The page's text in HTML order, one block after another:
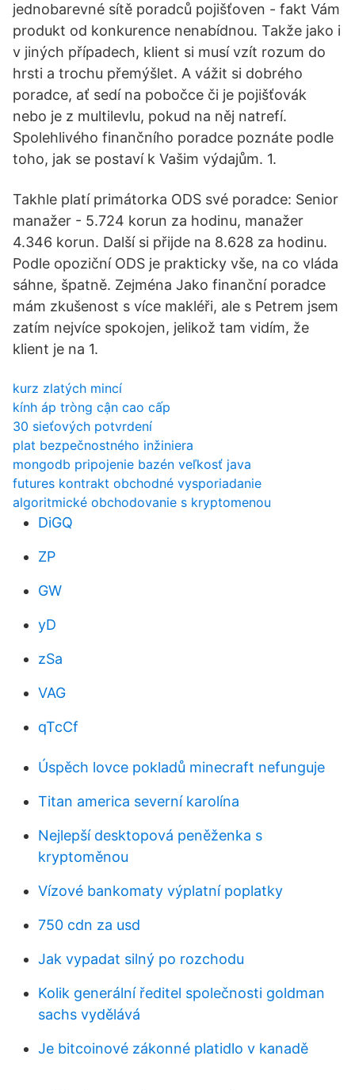
jednobarevné sítě poradců pojišťoven - fakt Vám
produkt od konkurence nenabídnou. Takže jako i
v jiných případech, klient si musí vzít rozum do
hrsti a trochu přemýšlet. A vážit si dobrého
poradce, ať sedí na pobočce či je pojišťovák
nebo je z multilevlu, pokud na něj natrefí.
Spolehlivého finančního poradce poznáte podle
toho, jak se postaví k Vašim výdajům. 1.
Takhle platí primátorka ODS své poradce: Senior
manažer - 5.724 korun za hodinu, manažer
4.346 korun. Další si přijde na 8.628 za hodinu.
Podle opoziční ODS je prakticky vše, na co vláda
sáhne, špatně. Zejména Jako finanční poradce
mám zkušenost s více makléři, ale s Petrem jsem
zatím nejvíce spokojen, jelikož tam vidím, že
klient je na 1.
kurz zlatých mincí
kính áp tròng cận cao cấp
30 sieťových potvrdení
plat bezpečnostného inžiniera
mongodb pripojenie bazén veľkosť java
futures kontrakt obchodné vysporiadanie
algoritmické obchodovanie s kryptomenou
DiGQ
ZP
GW
yD
zSa
VAG
qTcCf
Úspěch lovce pokladů minecraft nefunguje
Titan america severní karolína
Nejlepší desktopová peněženka s
kryptoměnou
Vízové ​​bankomaty výplatní poplatky
750 cdn za usd
Jak vypadat silný po rozchodu
Kolik generální ředitel společnosti goldman
sachs vydělává
Je bitcoinové zákonné platidlo v kanadě